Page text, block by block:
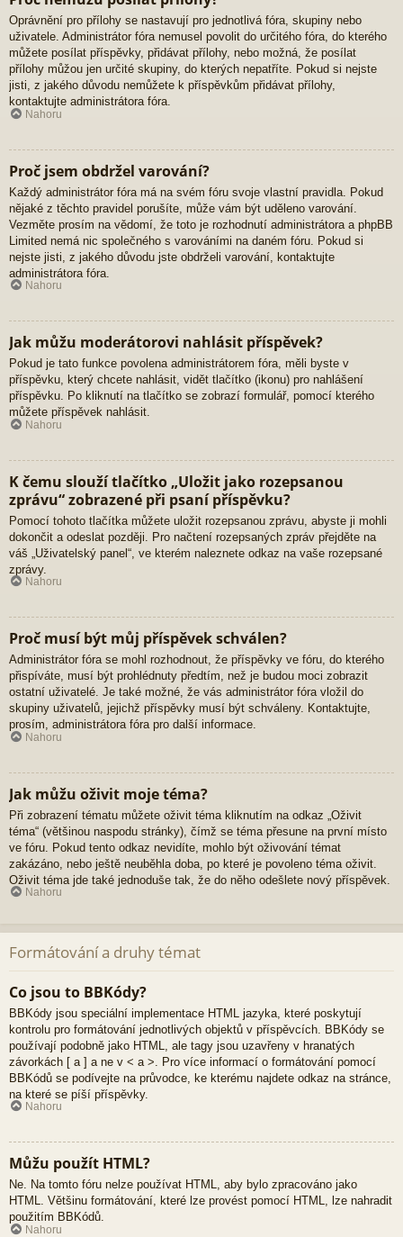
Oprávnění pro přílohy se nastavují pro jednotlivá fóra, skupiny nebo
uživatele. Administrátor fóra nemusel povolit do určitého fóra, do kterého
můžete posílat příspěvky, přidávat přílohy, nebo možná, že posílat
přílohy můžou jen určité skupiny, do kterých nepatříte. Pokud si nejste
jisti, z jakého důvodu nemůžete k příspěvkům přidávat přílohy,
kontaktujte administrátora fóra.
Nahoru
Proč jsem obdržel varování?
Každý administrátor fóra má na svém fóru svoje vlastní pravidla. Pokud
nějaké z těchto pravidel porušíte, může vám být uděleno varování.
Vezměte prosím na vědomí, že toto je rozhodnutí administrátora a phpBB
Limited nemá nic společného s varováními na daném fóru. Pokud si
nejste jisti, z jakého důvodu jste obdrželi varování, kontaktujte
administrátora fóra.
Nahoru
Jak můžu moderátorovi nahlásit příspěvek?
Pokud je tato funkce povolena administrátorem fóra, měli byste v
příspěvku, který chcete nahlásit, vidět tlačítko (ikonu) pro nahlášení
příspěvku. Po kliknutí na tlačítko se zobrazí formulář, pomocí kterého
můžete příspěvek nahlásit.
Nahoru
K čemu slouží tlačítko „Uložit jako rozepsanou
zprávu“ zobrazené při psaní příspěvku?
Pomocí tohoto tlačítka můžete uložit rozepsanou zprávu, abyste ji mohli
dokončit a odeslat později. Pro načtení rozepsaných zpráv přejděte na
váš „Uživatelský panel“, ve kterém naleznete odkaz na vaše rozepsané
zprávy.
Nahoru
Proč musí být můj příspěvek schválen?
Administrátor fóra se mohl rozhodnout, že příspěvky ve fóru, do kterého
přispíváte, musí být prohlédnuty předtím, než je budou moci zobrazit
ostatní uživatelé. Je také možné, že vás administrátor fóra vložil do
skupiny uživatelů, jejichž příspěvky musí být schváleny. Kontaktujte,
prosím, administrátora fóra pro další informace.
Nahoru
Jak můžu oživit moje téma?
Při zobrazení tématu můžete oživit téma kliknutím na odkaz „Oživit
téma“ (většinou naspodu stránky), čímž se téma přesune na první místo
ve fóru. Pokud tento odkaz nevidíte, mohlo být oživování témat
zakázáno, nebo ještě neuběhla doba, po které je povoleno téma oživit.
Oživit téma jde také jednoduše tak, že do něho odešlete nový příspěvek.
Nahoru
Formátování a druhy témat
Co jsou to BBKódy?
BBKódy jsou speciální implementace HTML jazyka, které poskytují
kontrolu pro formátování jednotlivých objektů v příspěvcích. BBKódy se
používají podobně jako HTML, ale tagy jsou uzavřeny v hranatých
závorkách [ a ] a ne v < a >. Pro více informací o formátování pomocí
BBKódů se podívejte na průvodce, ke kterému najdete odkaz na stránce,
na které se píší příspěvky.
Nahoru
Můžu použít HTML?
Ne. Na tomto fóru nelze používat HTML, aby bylo zpracováno jako
HTML. Většinu formátování, které lze provést pomocí HTML, lze nahradit
použitím BBKódů.
Nahoru